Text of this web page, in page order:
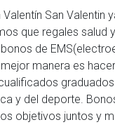
San Valentin
que regales salud
de
manera es
y del deporte.
objetivos juntos y